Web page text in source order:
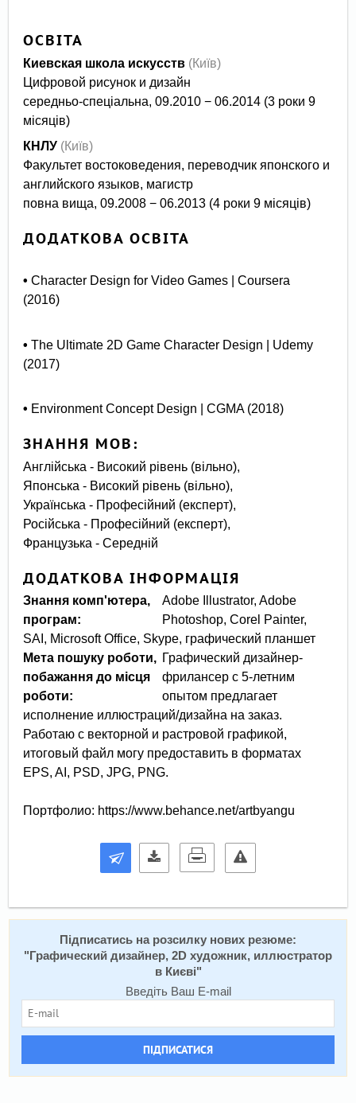
ОСВІТА
Киевская школа искусств(Київ)
Цифровой рисунок и дизайн
середньо-спеціальна, 09.2010 − 06.2014 (3 роки 9
місяців)
КНЛУ(Київ)
Факультет востоковедения, переводчик японского и
английского языков, магистр
повна вища, 09.2008 − 06.2013 (4 роки 9 місяців)
ДОДАТКОВА ОСВІТА
• Character Design for Video Games | Coursera
(2016)
• The Ultimate 2D Game Character Design | Udemy
(2017)
• Environment Concept Design | CGMA (2018)
ЗНАННЯ МОВ:
Англійська - Високий рівень (вільно),
Японська - Високий рівень (вільно),
Українська - Професійний (експерт),
Російська - Професійний (експерт),
Французька - Середній
ДОДАТКОВА ІНФОРМАЦІЯ
Знання комп'ютера,
програм:
Adobe Illustrator, Adobe
Photoshop, Corel Painter,
SAI, Microsoft Office, Skype, графический планшет
Мета пошуку роботи,
побажання до місця
роботи:
Графический дизайнер-
фрилансер с 5-летним
опытом предлагает
исполнение иллюстраций/дизайна на заказ.
Работаю с векторной и растровой графикой,
итоговый файл могу предоставить в форматах
EPS, AI, PSD, JPG, PNG.
Портфолио: https://www.behance.net/artbyangu
Підписатись на розсилку нових резюме:
" Графический дизайнер, 2D художник, иллюстратор
в Києві"
Введіть Ваш E-mail
ПІДПИСАТИСЯ